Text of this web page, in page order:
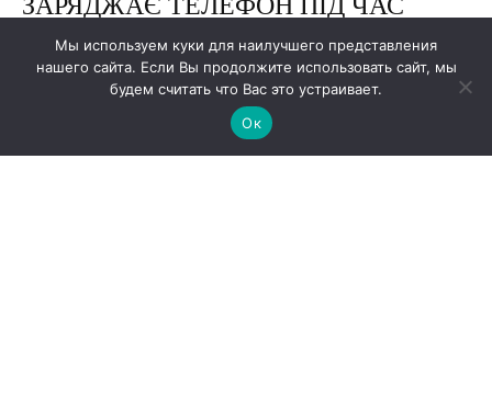
Мы используем куки для наилучшего представления
нашего сайта. Если Вы продолжите использовать сайт, мы
будем считать что Вас это устраивает.
Ок